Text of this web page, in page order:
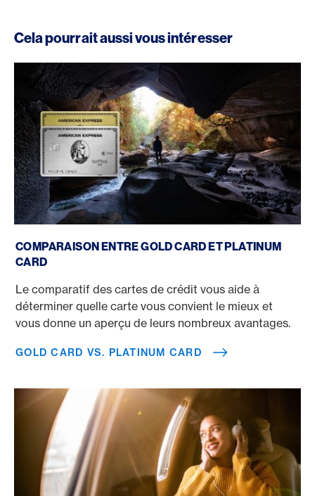
Cela pourrait aussi vous intéresser
COMPARAISON ENTRE GOLD CARD ET PLATINUM
CARD
Le comparatif des cartes de crédit vous aide à
déterminer quelle carte vous convient le mieux et
vous donne un aperçu de leurs nombreux avantages.
GOLD CARD VS. PLATINUM CARD